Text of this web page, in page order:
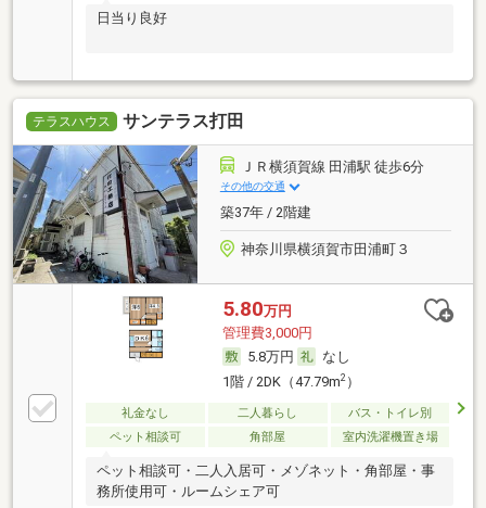
日当り良好
テラスハウス サンテラス打田
ＪＲ横須賀線 田浦駅 徒歩6分
その他の交通
築37年 / 2階建
神奈川県横須賀市田浦町３
5.80万円
管理費3,000円
5.8万円
なし
1階 / 2DK（47.79m2）
礼金なし 二人暮らし
バス・トイレ別
ペット相談可
角部屋 室内洗濯機置き場
ペット相談可・二人入居可・メゾネット・角部屋・事
務所使用可・ルームシェア可